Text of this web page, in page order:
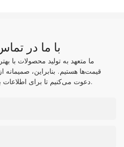
با ما در
ما متعهد به تولید محصولات با
قیمت‌ها هستیم. بنابراین،
دعوت می‌کنیم تا برای اطلاعات بیشتر با ما تماس بگیرند.